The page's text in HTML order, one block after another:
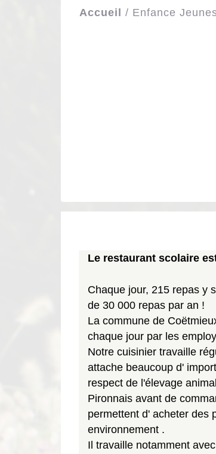
Accueil / Enfance
Le restaurant scolaire
Chaque jour, 215 repas y
de 30 000 repas par an !
La commune de
chaque jour par les
Notre cuisinier travaille
attache beaucoup d'
respect de l'élevage
Pironnais avant de
permettent d' acheter des
environnement .
Il travaille notamment